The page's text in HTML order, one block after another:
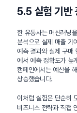
5.5 실험 기반
한 유통사는 머신러닝
분석으로 실제 매출 기
예측 결과와 실제 구매
에서 예측 정확도가 높
캠페인에서는 예산을
상승했습니다.
이처럼 실험은 단순히
비즈니스 전략과 직접